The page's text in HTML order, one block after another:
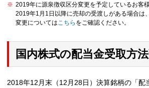
2019年に源泉徴収区分変更を予定しているお客
2019年1月1日以降に売却の受渡しがある場合は
変更については こちら をご確認ください。
国内株式の配当金受取方
2018年12月末（12月28日）決算銘柄の「配